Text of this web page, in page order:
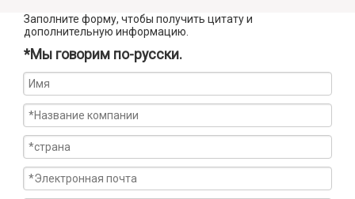
Заполните форму, чтобы получить цитату и
дополнительную информацию.
*Мы говорим по-русски.